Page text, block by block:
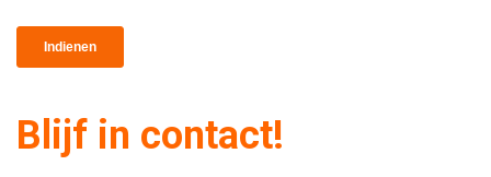
Blijf in contact!